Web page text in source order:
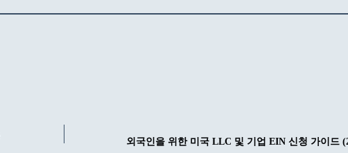
외국인을 위한 미국 LLC 및 기업 EIN 신청 가이드